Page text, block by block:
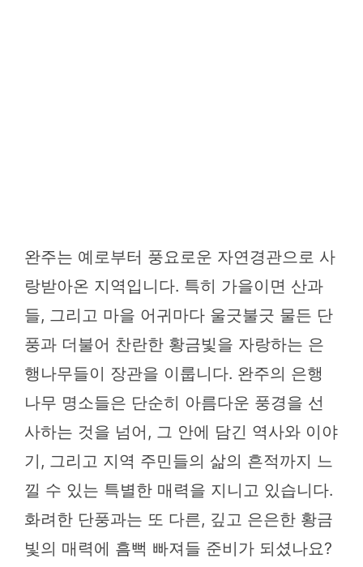
완주는 예로부터 풍요로운 자연경관으로 사
랑받아온 지역입니다. 특히 가을이면 산과
들, 그리고 마을 어귀마다 울긋불긋 물든 단
풍과 더불어 찬란한 황금빛을 자랑하는 은
행나무들이 장관을 이룹니다. 완주의 은행
나무 명소들은 단순히 아름다운 풍경을 선
사하는 것을 넘어, 그 안에 담긴 역사와 이야
기, 그리고 지역 주민들의 삶의 흔적까지 느
낄 수 있는 특별한 매력을 지니고 있습니다.
화려한 단풍과는 또 다른, 깊고 은은한 황금
빛의 매력에 흠뻑 빠져들 준비가 되셨나요?